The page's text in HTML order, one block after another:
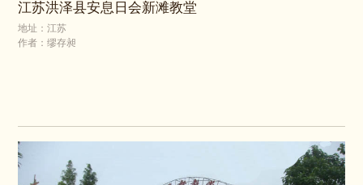
江苏洪泽县安息日会新滩教堂
地址：江苏
作者：缪存昶